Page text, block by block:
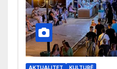
AKTUALITET KULTURË